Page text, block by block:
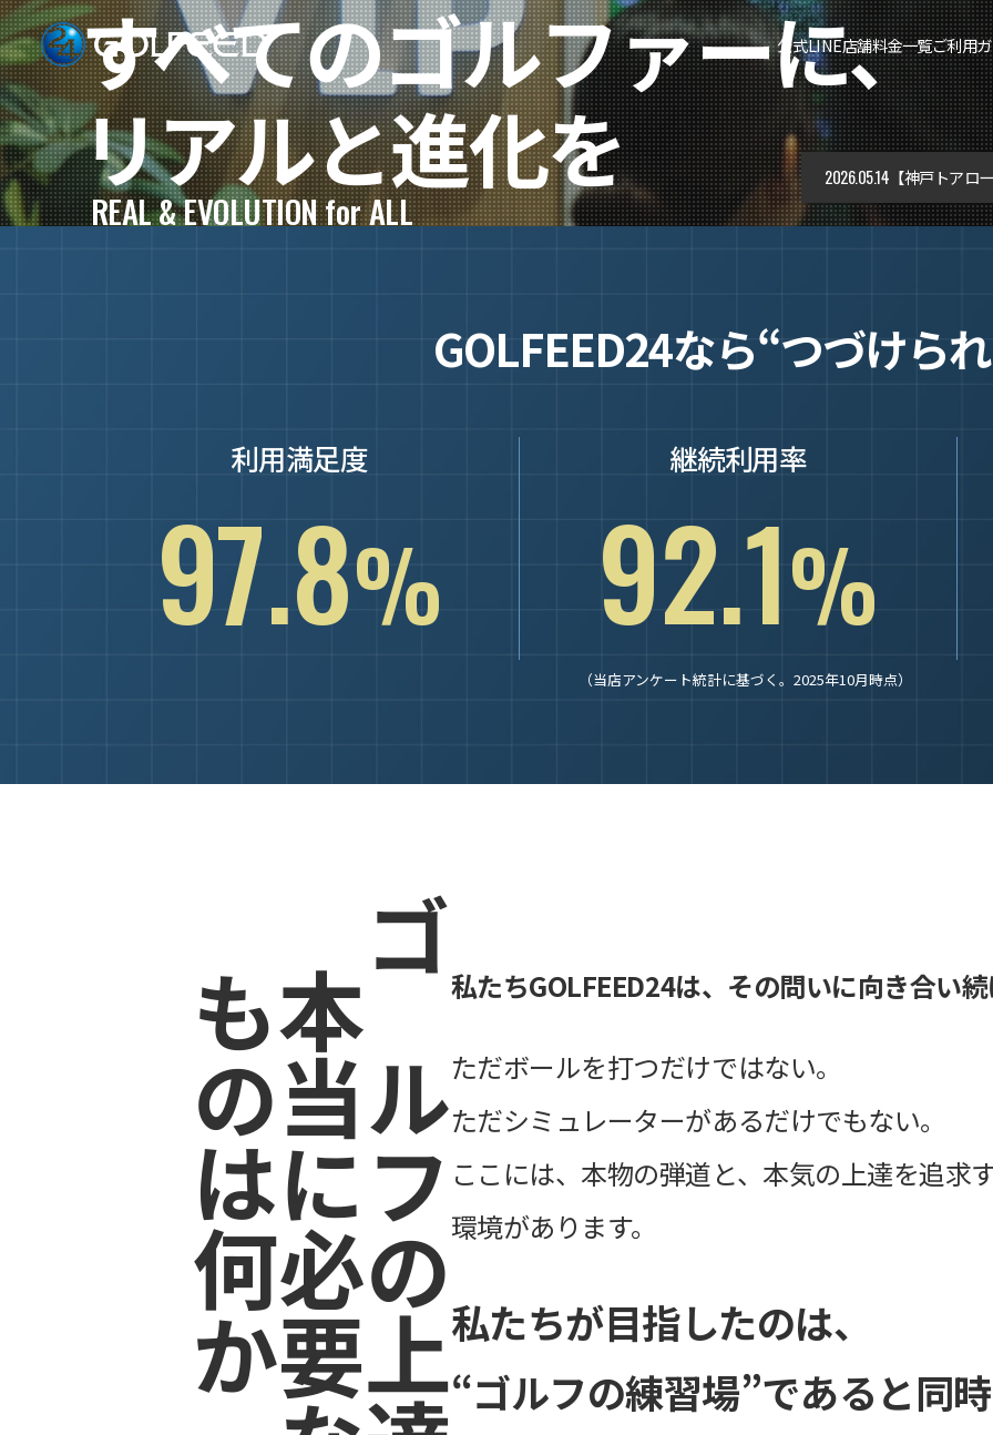
公式LINE店舗料金一覧ご利用
すべてのゴルファーに、
リアルと進化を
REAL & EVOLUTION for ALL
2026.05.14 【神戸トアロ
GOLFEED24なら“つづけら
利用満足度
97.8%
継続利用率
92.1%
（当店アンケート統計に基づく。2025年10月時点）
ゴルフの上達に
本当に必要な
ものは何か 私たちGOLFEED24は、 その問いに向き合い
ただボールを打つだけではない。
ただシミュレーターがあるだけでもない。
ここには、本物の弾道と、本気の上達を追求
環境があります。
私たちが目指したのは、
“ゴルフの練習場”であると同時